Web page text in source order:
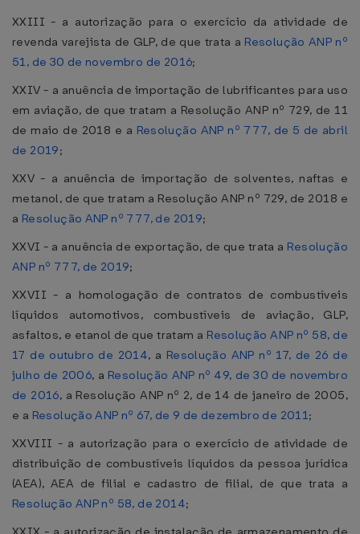
XXIII - a autorização para o exercício da atividade de
revenda varejista de GLP, de que trata a Resolução ANP nº
51, de 30 de novembro de 2016;
XXIV - a anuência de importação de lubrificantes para uso
em aviação, de que tratam a Resolução ANP nº 729, de 11
de maio de 2018 e a Resolução ANP nº 777, de 5 de abril
de 2019;
XXV - a anuência de importação de solventes, naftas e
metanol, de que tratam a Resolução ANP nº 729, de 2018 e
a Resolução ANP nº 777, de 2019;
XXVI - a anuência de exportação, de que trata a Resolução
ANP nº 777, de 2019;
XXVII - a homologação de contratos de combustíveis
líquidos automotivos, combustíveis de aviação, GLP,
asfaltos, e etanol de que tratam a Resolução ANP nº 58, de
17 de outubro de 2014, a Resolução ANP nº 17, de 26 de
julho de 2006, a Resolução ANP nº 49, de 30 de novembro
de 2016, a Resolução ANP nº 2, de 14 de janeiro de 2005,
e a Resolução ANP nº 67, de 9 de dezembro de 2011;
XXVIII - a autorização para o exercício de atividade de
distribuição de combustíveis líquidos da pessoa jurídica
(AEA), AEA de filial e cadastro de filial, de que trata a
Resolução ANP nº 58, de 2014;